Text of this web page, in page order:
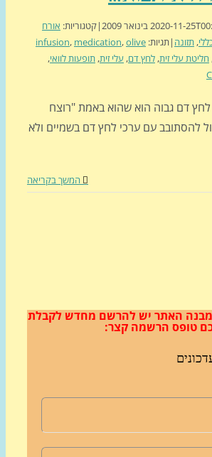
2020-
|קטגוריות:אורח
|תגיות: infusion,medication,olive
זית,לחץ דם,עלי זית,תופעות לוואי,
הוא שהוא באמת "רוצח
עם ערכי לחץ דם בשמיים ולא
המשך בקריאה
יש להרשם מחדש לקבלת
הרשמה קצר: